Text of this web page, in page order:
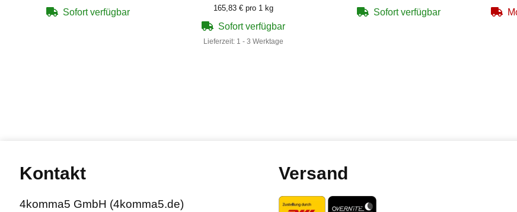
Sofort verfügbar 165,83 € pro 1 kg
Sofort verfügbar
Lieferzeit: 1 - 3 Werktage
Sofort verfügbar
Kontakt
4komma5 GmbH (4komma5.de)
Versand